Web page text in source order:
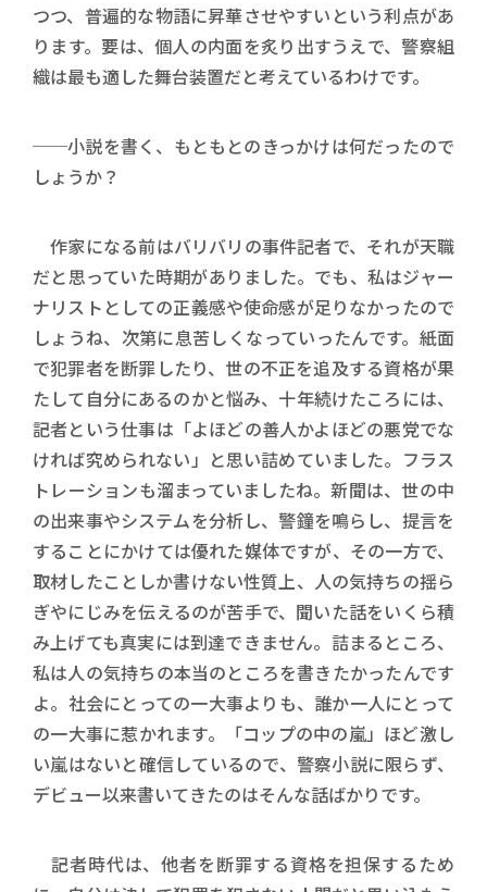
つつ、普遍的な物語に昇華させやすいという利点があ
ります。要は、個人の内面を炙り出すうえで、警察組
織は最も適した舞台装置だと考えているわけです。
──小説を書く、もともとのきっかけは何だったので
しょうか？
作家になる前はバリバリの事件記者で、それが天職
だと思っていた時期がありました。でも、私はジャー
ナリストとしての正義感や使命感が足りなかったので
しょうね、次第に息苦しくなっていったんです。紙面
で犯罪者を断罪したり、世の不正を追及する資格が果
たして自分にあるのかと悩み、十年続けたころには、
記者という仕事は「よほどの善人かよほどの悪党でな
ければ究められない」と思い詰めていました。フラス
トレーションも溜まっていましたね。新聞は、世の中
の出来事やシステムを分析し、警鐘を鳴らし、提言を
することにかけては優れた媒体ですが、その一方で、
取材したことしか書けない性質上、人の気持ちの揺ら
ぎやにじみを伝えるのが苦手で、聞いた話をいくら積
み上げても真実には到達できません。詰まるところ、
私は人の気持ちの本当のところを書きたかったんです
よ。社会にとっての一大事よりも、誰か一人にとって
の一大事に惹かれます。「コップの中の嵐」ほど激し
い嵐はないと確信しているので、警察小説に限らず、
デビュー以来書いてきたのはそんな話ばかりです。
記者時代は、他者を断罪する資格を担保するため